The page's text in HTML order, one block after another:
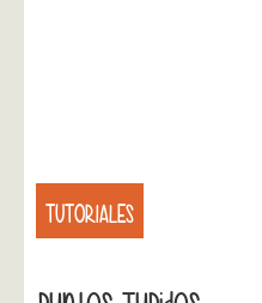
TUTORIALES